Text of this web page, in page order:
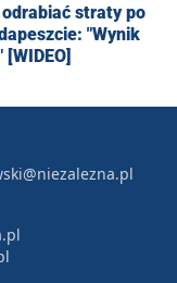
straty po
"Wynik